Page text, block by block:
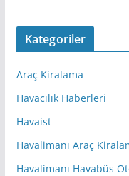
Kategoriler
Araç Kiralama
Havacılık Haberleri
Havaist
Havalimanı Araç
Havalimanı Havabüs